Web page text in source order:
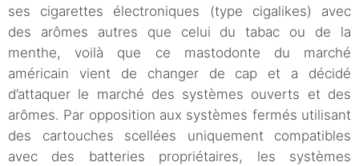
ses cigarettes électroniques (type cigalikes) avec
des arômes autres que celui du tabac ou de la
menthe, voilà que ce mastodonte du marché
américain vient de changer de cap et a décidé
d’attaquer le marché des systèmes ouverts et des
arômes. Par opposition aux systèmes fermés utilisant
des cartouches scellées uniquement compatibles
avec des batteries propriétaires, les systèmes